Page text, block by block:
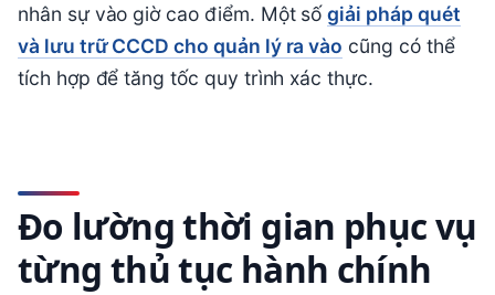
nhân sự vào giờ cao điểm. Một sốgiải pháp quét
và lưu trữ CCCD cho quản lý ra vào cũng có thể
tích hợp để tăng tốc quy trình xác thực.
Đo lường thời gian phục vụ
từng thủ tục hành chính